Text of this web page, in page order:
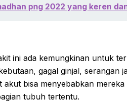
png 2022 yang keren
ini ada kemungkinan untuk
gagal ginjal, serangan
akut bisa menyebabkan
tubuh tertentu.